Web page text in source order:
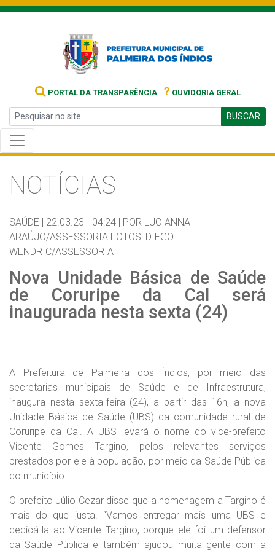
PORTAL DA TRANSPARÊNCIA ? OUVIDORIA GERAL
BUSCAR
NOTÍCIAS
SAÚDE | 22.03.23 - 04:24 | POR LUCIANNA
ARAÚJO/ASSESSORIA FOTOS: DIEGO
WENDRIC/ASSESSORIA
Nova Unidade Básica de Saúde
de Coruripe da Cal será
inaugurada nesta sexta (24)
A Prefeitura de Palmeira dos Índios, por meio das
secretarias municipais de Saúde e de Infraestrutura,
inaugura nesta sexta-feira (24), a partir das 16h, a nova
Unidade Básica de Saúde (UBS) da comunidade rural de
Coruripe da Cal. A UBS levará o nome do vice-prefeito
Vicente Gomes Targino, pelos relevantes serviços
prestados por ele à população, por meio da Saúde Pública
do município.
O prefeito Júlio Cezar disse que a homenagem a Targino é
mais do que justa. “Vamos entregar mais uma UBS e
dedicá-la ao Vicente Targino, porque ele foi um defensor
da Saúde Pública e também ajudou muita gente com a